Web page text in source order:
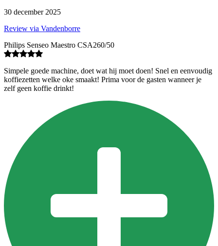
30 december 2025
Review via Vandenborre
Philips Senseo Maestro CSA260/50
Simpele goede machine, doet wat hij moet doen! Snel en eenvoudig
koffiezetten welke oke smaakt! Prima voor de gasten wanneer je
zelf geen koffie drinkt!